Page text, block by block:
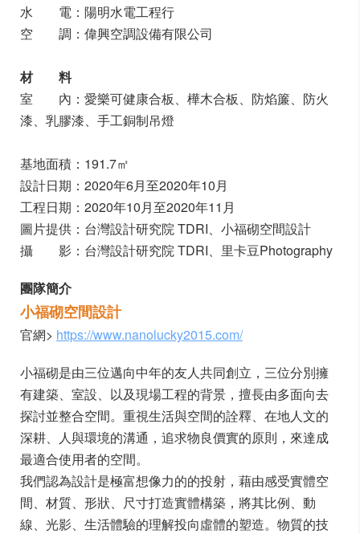
水 電：陽明水電工程行
空 調：偉興空調設備有限公司
材 料
室 內：愛樂可健康合板、樺木合板、防焰簾、防火
漆、乳膠漆、手工銅制吊燈
基地面積：191.7㎡
設計日期：2020年6月至2020年10月
工程日期：2020年10月至2020年11月
圖片提供：台灣設計研究院 TDRI、小福砌空間設計
攝 影：台灣設計研究院 TDRI、里卡豆Photography
團隊簡介
小福砌空間設計
官網> https://www.nanolucky2015.com/
小福砌是由三位邁向中年的友人共同創立，三位分別擁
有建築、室設、以及現場工程的背景，擅長由多面向去
探討並整合空間。重視生活與空間的詮釋、在地人文的
深耕、人與環境的溝通，追求物良價實的原則，來達成
最適合使用者的空間。
我們認為設計是極富想像力的的投射，藉由感受實體空
間、材質、形狀、尺寸打造實體構築，將其比例、動
線、光影、生活體驗的理解投向虛體的塑造。物質的技